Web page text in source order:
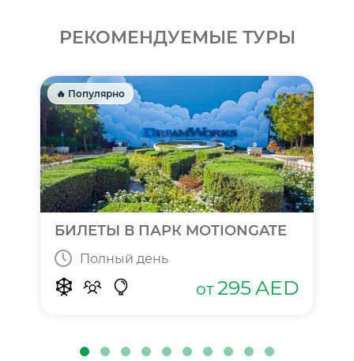
РЕКОМЕНДУЕМЫЕ ТУРЫ
🔥 Популярно
БИЛЕТЫ В ПАРК MOTIONGATE
Полный день
от 295AED